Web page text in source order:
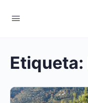
Etiqueta: